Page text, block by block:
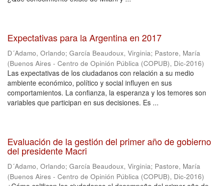
Expectativas para la Argentina en 2017
D´Adamo, Orlando; García Beaudoux, Virginia; Pastore, María
(Buenos Aires - Centro de Opinión Pública (COPUB), Dic-2016)
Las expectativas de los ciudadanos con relación a su medio
ambiente económico, político y social influyen en sus
comportamientos. La confianza, la esperanza y los temores son
variables que participan en sus decisiones. Es ...
Evaluación de la gestión del primer año de gobierno
del presidente Macri
D´Adamo, Orlando; García Beaudoux, Virginia; Pastore, María
(Buenos Aires - Centro de Opinión Pública (COPUB), Dic-2016)